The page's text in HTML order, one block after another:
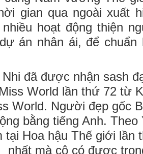
gian qua ngoài xuất
hoạt động thiện
án nhân ái, để chuẩn